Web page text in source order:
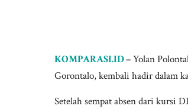
KOMPARASI.ID–Yolan
Gorontalo, kembali hadir dalam
Setelah sempat absen dari kursi